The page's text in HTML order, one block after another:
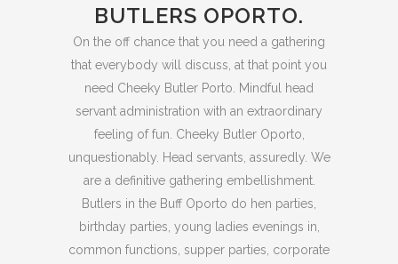
BUTLERS OPORTO.
On the off chance that you need a gathering
that everybody will discuss, at that point you
need Cheeky Butler Porto. Mindful head
servant administration with an extraordinary
feeling of fun. Cheeky Butler Oporto,
unquestionably. Head servants, assuredly. We
are a definitive gathering embellishment.
Butlers in the Buff Oporto do hen parties,
birthday parties, young ladies evenings in,
common functions, supper parties, corporate